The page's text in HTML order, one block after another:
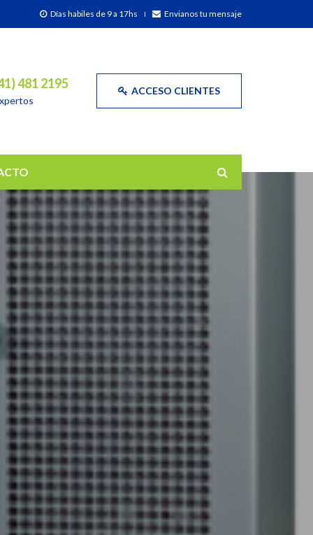
Días habiles de 9 a 17hs Envianos tu mensaje
481 2195 ACCESO CLIENTES